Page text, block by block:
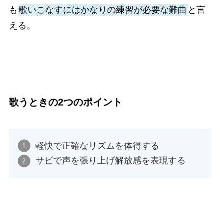
も歌いこなすにはかなりの練習が必要な難曲と言
える。
歌うときの2つのポイント
軽快で正確なリズムを体得する
サビで声を張り上げ解放感を表現する